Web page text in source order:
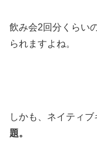
飲み会2回分くらい
られますよね。
しかも、ネイティブ
題。